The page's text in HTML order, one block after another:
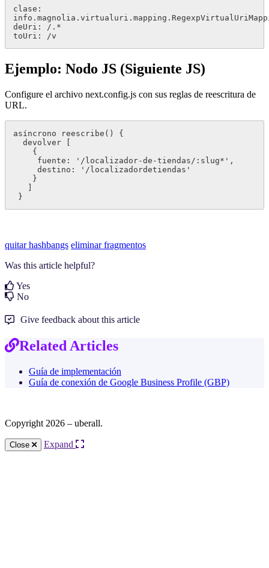
clase:
deUri: /.*
toUri: /v
Ejemplo: Nodo JS (Siguiente JS)
Configure el archivo next.config.js con sus reglas de reescritura de
URL.
asíncrono reescribe() {
}
quitar hashbangs eliminar fragmentos
Was this article helpful?
Yes
No
Give feedback about this article
Related Articles
Guía de implementación
Guía de conexión de Google Business Profile (GBP)
Copyright 2026 – uberall.
Close Expand